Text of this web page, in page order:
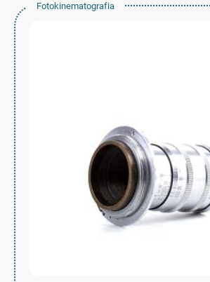
Fotokinematografia